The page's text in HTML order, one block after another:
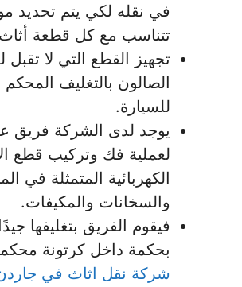
في نقله لكي يتم تحديد
تتناسب مع كل قطعة
تجهيز القطع التي لا
الصالون بالتغليف المحكم
للسيارة.
يوجد لدى الشركة
لعملية فك وتركيب قطع
الكهربائية المتمثلة في
والسخانات والمكيفات.
فيقوم الفريق بتغليفها
بحكمة داخل كرتونة
شركة نقل اثاث في